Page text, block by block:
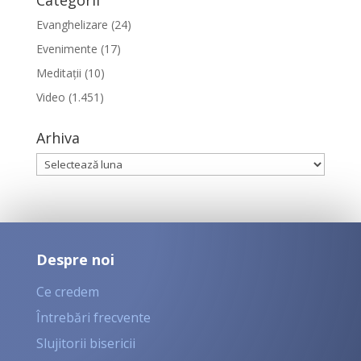
Evanghelizare (24)
Evenimente (17)
Meditații (10)
Video (1.451)
Arhiva
Arhiva
Despre noi
Ce credem
Întrebări frecvente
Slujitorii bisericii